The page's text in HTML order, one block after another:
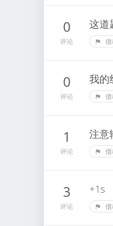
0
评论
这道
0
评论
我的
1
评论
注意
3
评论
+1s